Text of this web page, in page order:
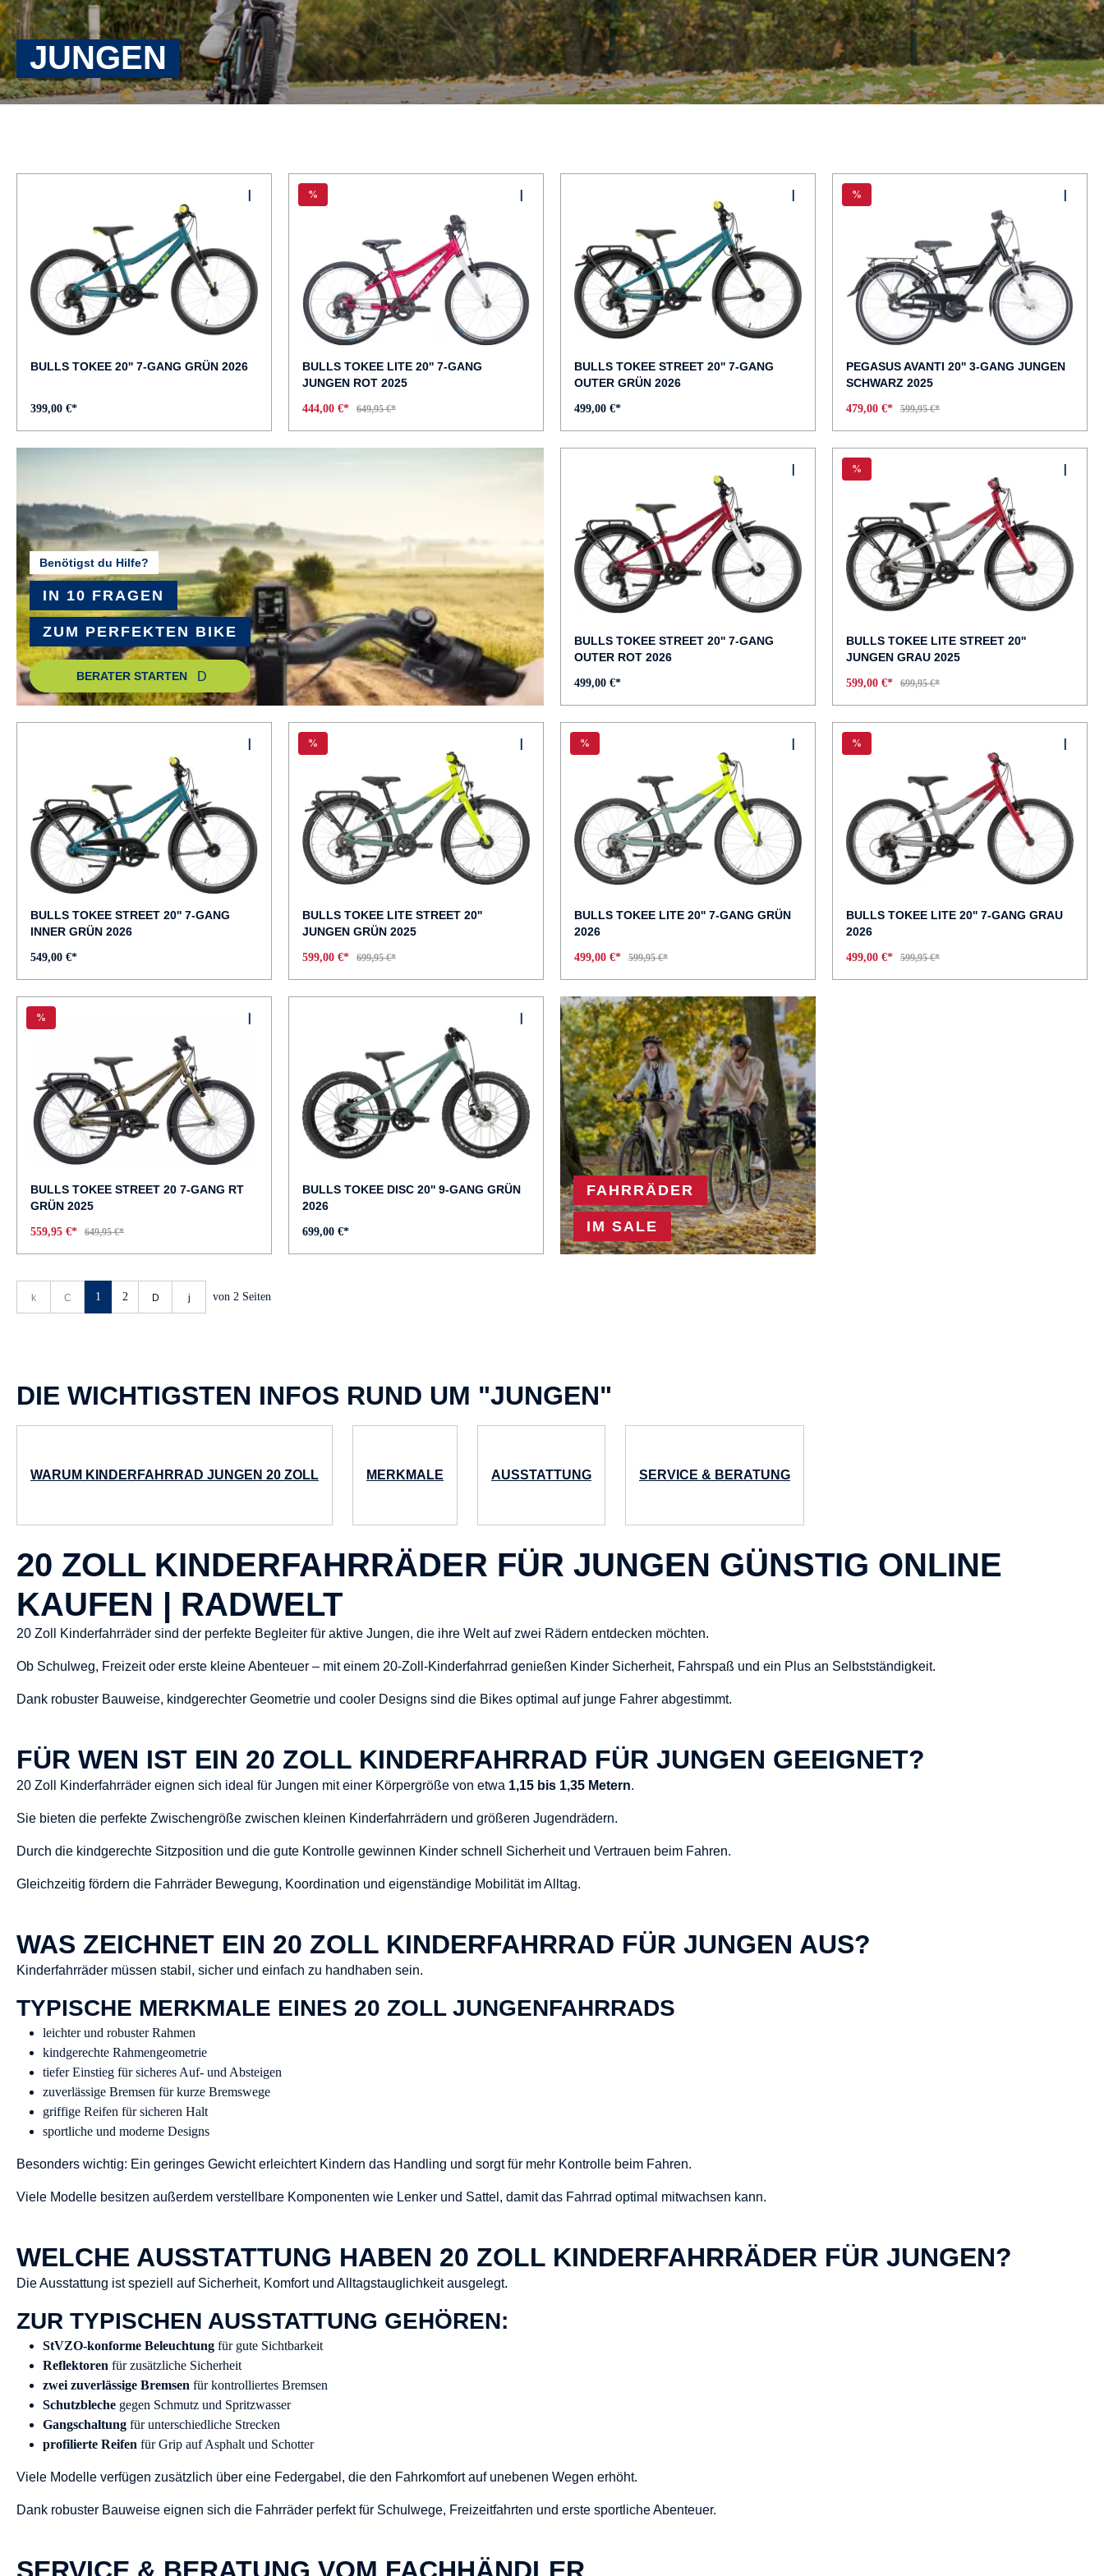
JUNGEN
BULLS TOKEE 20'' 7-GANG GRÜN 2026
399,00 €*
%
BULLS TOKEE LITE 20'' 7-GANG
JUNGEN ROT 2025
444,00 €* 649,95 €*
BULLS TOKEE STREET 20'' 7-GANG
OUTER GRÜN 2026
499,00 €*
%
PEGASUS AVANTI 20'' 3-GANG JUNGEN
SCHWARZ 2025
479,00 €* 599,95 €*
Benötigst du Hilfe?
IN 10 FRAGEN
ZUM PERFEKTEN BIKE
BERATER STARTEN
BULLS TOKEE STREET 20'' 7-GANG
OUTER ROT 2026
499,00 €*
%
BULLS TOKEE LITE STREET 20''
JUNGEN GRAU 2025
599,00 €* 699,95 €*
BULLS TOKEE STREET 20'' 7-GANG
INNER GRÜN 2026
549,00 €*
%
BULLS TOKEE LITE STREET 20''
JUNGEN GRÜN 2025
599,00 €* 699,95 €*
%
BULLS TOKEE LITE 20'' 7-GANG GRÜN
2026
499,00 €* 599,95 €*
%
BULLS TOKEE LITE 20'' 7-GANG GRAU
2026
499,00 €* 599,95 €*
%
BULLS TOKEE STREET 20 7-GANG RT
GRÜN 2025
559,95 €* 649,95 €*
BULLS TOKEE DISC 20'' 9-GANG GRÜN
2026
699,00 €*
FAHRRÄDER
IM SALE
1 2 von 2 Seiten
DIE WICHTIGSTEN INFOS RUND UM "JUNGEN"
WARUM KINDERFAHRRAD JUNGEN 20 ZOLL MERKMALE AUSSTATTUNG SERVICE & BERATUNG
20 ZOLL KINDERFAHRRÄDER FÜR JUNGEN GÜNSTIG ONLINE
KAUFEN | RADWELT
20 Zoll Kinderfahrräder sind der perfekte Begleiter für aktive Jungen, die ihre Welt auf zwei Rädern entdecken möchten.
Ob Schulweg, Freizeit oder erste kleine Abenteuer – mit einem 20-Zoll-Kinderfahrrad genießen Kinder Sicherheit, Fahrspaß und ein Plus an Selbstständigkeit.
Dank robuster Bauweise, kindgerechter Geometrie und cooler Designs sind die Bikes optimal auf junge Fahrer abgestimmt.
FÜR WEN IST EIN 20 ZOLL KINDERFAHRRAD FÜR JUNGEN GEEIGNET?
20 Zoll Kinderfahrräder eignen sich ideal für Jungen mit einer Körpergröße von etwa 1,15 bis 1,35 Metern.
Sie bieten die perfekte Zwischengröße zwischen kleinen Kinderfahrrädern und größeren Jugendrädern.
Durch die kindgerechte Sitzposition und die gute Kontrolle gewinnen Kinder schnell Sicherheit und Vertrauen beim Fahren.
Gleichzeitig fördern die Fahrräder Bewegung, Koordination und eigenständige Mobilität im Alltag.
WAS ZEICHNET EIN 20 ZOLL KINDERFAHRRAD FÜR JUNGEN AUS?
Kinderfahrräder müssen stabil, sicher und einfach zu handhaben sein.
TYPISCHE MERKMALE EINES 20 ZOLL JUNGENFAHRRADS
leichter und robuster Rahmen
kindgerechte Rahmengeometrie
tiefer Einstieg für sicheres Auf- und Absteigen
zuverlässige Bremsen für kurze Bremswege
griffige Reifen für sicheren Halt
sportliche und moderne Designs
Besonders wichtig: Ein geringes Gewicht erleichtert Kindern das Handling und sorgt für mehr Kontrolle beim Fahren.
Viele Modelle besitzen außerdem verstellbare Komponenten wie Lenker und Sattel, damit das Fahrrad optimal mitwachsen kann.
WELCHE AUSSTATTUNG HABEN 20 ZOLL KINDERFAHRRÄDER FÜR JUNGEN?
Die Ausstattung ist speziell auf Sicherheit, Komfort und Alltagstauglichkeit ausgelegt.
ZUR TYPISCHEN AUSSTATTUNG GEHÖREN:
StVZO-konforme Beleuchtung für gute Sichtbarkeit
Reflektoren für zusätzliche Sicherheit
zwei zuverlässige Bremsen für kontrolliertes Bremsen
Schutzbleche gegen Schmutz und Spritzwasser
Gangschaltung für unterschiedliche Strecken
profilierte Reifen für Grip auf Asphalt und Schotter
Viele Modelle verfügen zusätzlich über eine Federgabel, die den Fahrkomfort auf unebenen Wegen erhöht.
Dank robuster Bauweise eignen sich die Fahrräder perfekt für Schulwege, Freizeitfahrten und erste sportliche Abenteuer.